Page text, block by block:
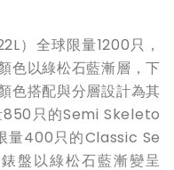
）全球限量1200只，
色以綠松石藍漸層，下
色搭配與分層設計為其
850只的Semi Skeleto
量400只的Classic Se
盤以綠松石藍漸變呈